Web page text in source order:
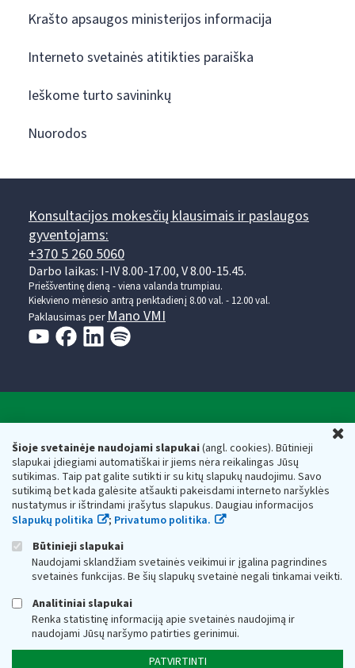
Šioje svetainėje naudojami slapukai(angl. cookies). Būtinieji
slapukai įdiegiami automatiškai ir jiems nėra reikalingas Jūsų
sutikimas. Taip pat galite sutikti ir su kitų slapukų naudojimu. Savo
sutikimą bet kada galėsite atšaukti pakeisdami interneto naršyklės
nustatymus ir ištrindami įrašytus slapukus. Daugiau informacijos
Slapukų politika
; Privatumo politika.
Būtinieji slapukai
Naudojami sklandžiam svetainės veikimui ir įgalina pagrindines
svetainės funkcijas. Be šių slapukų svetainė negali tinkamai veikti.
Analitiniai slapukai
Renka statistinę informaciją apie svetainės naudojimą ir
naudojami Jūsų naršymo patirties gerinimui.
PATVIRTINTI
Krašto apsaugos ministerijos informacija
Interneto svetainės atitikties paraiška
Ieškome turto savininkų
Nuorodos
Konsultacijos mokesčių klausimais ir paslaugos
gyventojams:
+370 5 260 5060
Darbo laikas: I-IV 8.00-17.00, V 8.00-15.45.
Prieššventinę dieną - viena valanda trumpiau.
Kiekvieno mėnesio antrą penktadienį 8.00 val. - 12.00 val.
Paklausimas per Mano VMI
Respublikos finansų ministerijos
Biudžetinė įstaiga. Juridinio asmens kodas — 188659752,
adresas: Vasario 16-osios g. 14, 01107 Vilnius, Lietuva, el.paštas:
vmi@vmi.lt, E. pristatymo dėžutės adresas 188659752
Duomenys apie Valstybinę mokesčių inspekciją prie Lietuvos
Respublikos finansų ministerijos kaupiami ir saugomi Juridinių